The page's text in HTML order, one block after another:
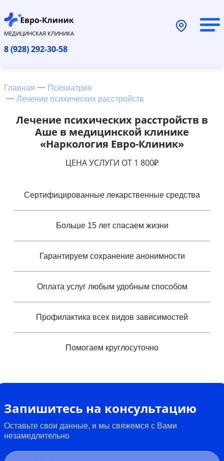
МЕДИЦИНСКАЯ КЛИНИКА
8 (928) 292-30-58
Главная
Психиатрия
Лечение психических расстройств
Лечение психических расстройств в
Аше в медицинской клинике
«Наркология Евро-Клиник»
ЦЕНА УСЛУГИ ОТ 1 800₽
Сертифицированные лекарственные средства
Больше 15 лет спасаем жизни
Гарантируем сохранение анонимности
Оплата услуг любым удобным способом
Профилактика всех видов зависимостей
Помогаем круглосуточно
Запишитесь на консультацию
Оставьте свои данные, и мы свяжемся с Вами
незамедлительно